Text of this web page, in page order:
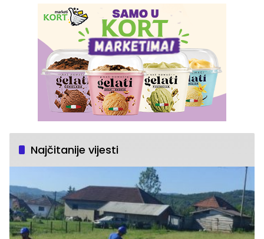
Najčitanije vijesti